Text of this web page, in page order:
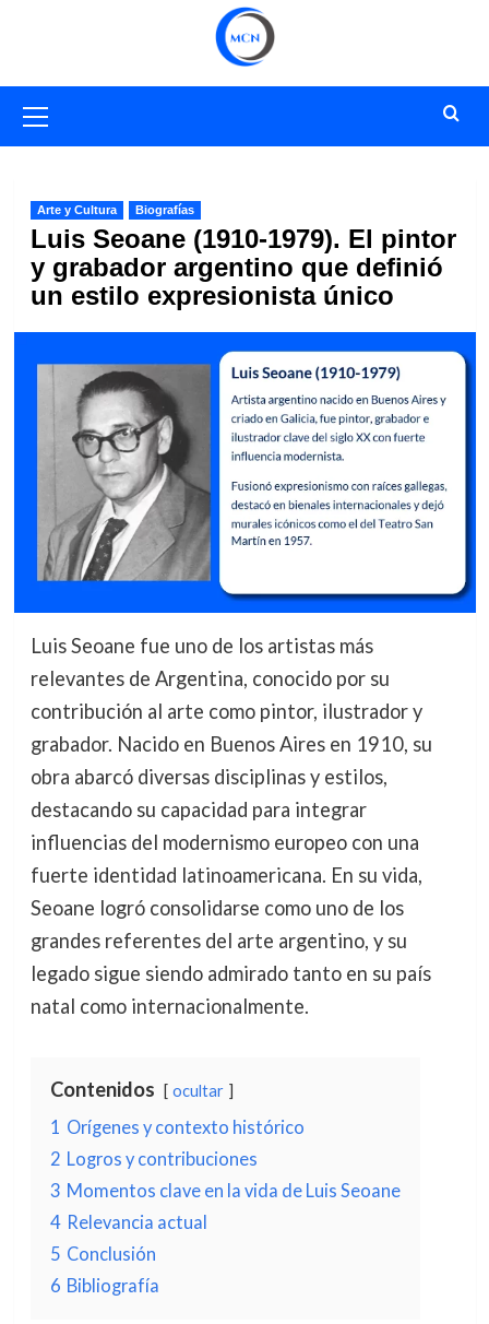
primario
Arte y Cultura Biografías
Luis Seoane (1910-1979). El pintor
y grabador argentino que definió
un estilo expresionista único
Luis Seoane fue uno de los artistas más
relevantes de Argentina, conocido por su
contribución al arte como pintor, ilustrador y
grabador. Nacido en Buenos Aires en 1910, su
obra abarcó diversas disciplinas y estilos,
destacando su capacidad para integrar
influencias del modernismo europeo con una
fuerte identidad latinoamericana. En su vida,
Seoane logró consolidarse como uno de los
grandes referentes del arte argentino, y su
legado sigue siendo admirado tanto en su país
natal como internacionalmente.
Contenidos ocultar
1 Orígenes y contexto histórico
2 Logros y contribuciones
3 Momentos clave en la vida de Luis Seoane
4 Relevancia actual
5 Conclusión
6 Bibliografía